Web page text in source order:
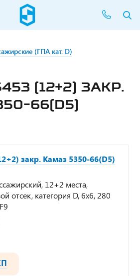
(ГПА кат. D)
(12+2) ЗАКР.
66(D5)
закр. Камаз 5350-66(D5)
12+2 места,
отсек, категория D, 6х6, 280